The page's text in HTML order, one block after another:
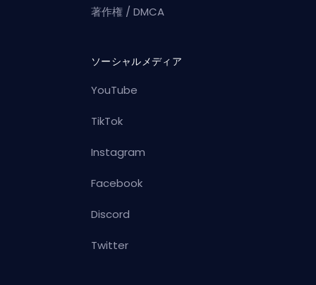
著作権 / DMCA
ソーシャルメディア
YouTube
TikTok
Instagram
Facebook
Discord
Twitter